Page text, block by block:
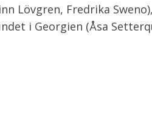
Lövgren, Fredrika
i Georgien (Åsa